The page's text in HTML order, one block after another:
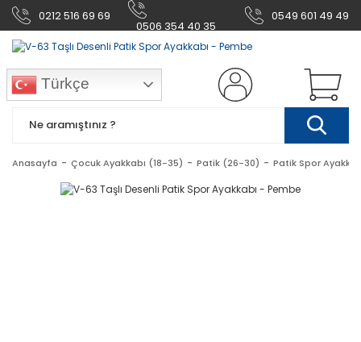
0212 516 69 69
0506 354 40 35
0549 601 49 49
Türkçe
Anasayfa Çocuk Ayakkabı (18-35) Patik (26-30) Patik Spor